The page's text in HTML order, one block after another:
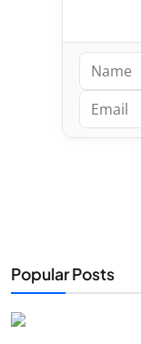
Popular Posts